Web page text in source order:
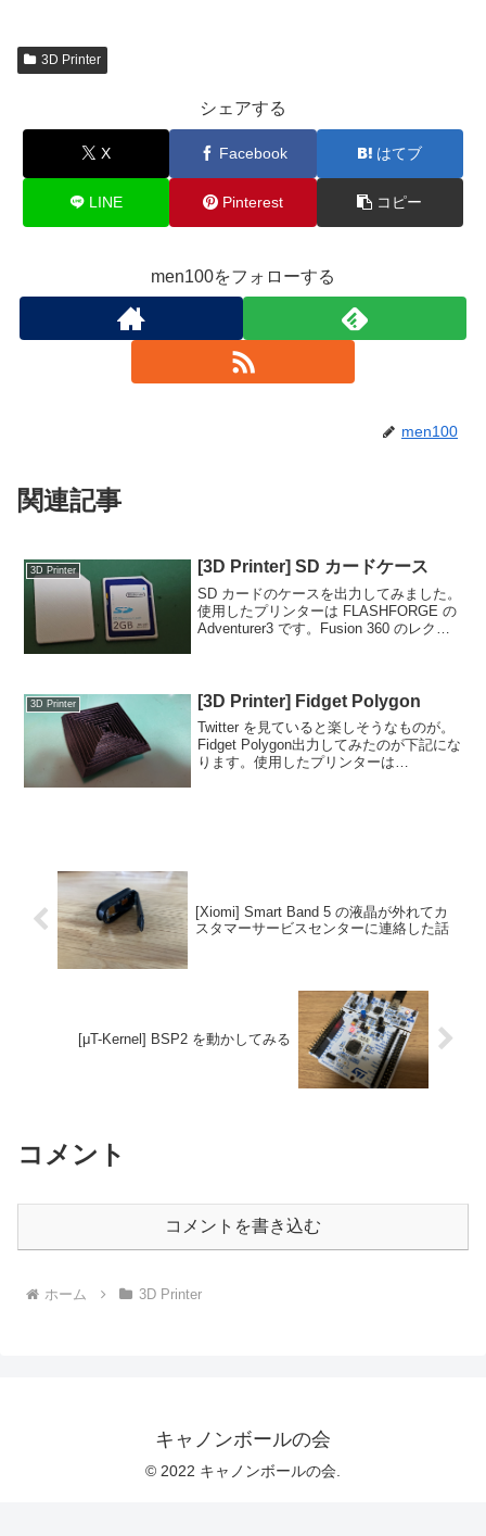
3D Printer
シェアする
X Facebook はてブ
LINE Pinterest コピー
men100をフォローする
men100
関連記事
3D Printer [3D Printer] SD カードケース
SD カードのケースを出力してみました。
使用したプリンターは FLASHFORGE の
Adventurer3 です。Fusion 360 のレクチ
3D Printer [3D Printer] Fidget Polygon
Twitter を見ていると楽しそうなものが。
Fidget Polygon出力してみたのが下記にな
ります。使用したプリンターは
[Xiomi] Smart Band 5 の液晶が外れてカ
スタマーサービスセンターに連絡した話
[μT-Kernel] BSP2 を動かしてみる
コメント
コメントを書き込む
ホーム 3D Printer
キャノンボールの会
© 2022 キャノンボールの会.